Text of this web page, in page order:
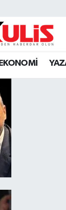
EKONOMİ